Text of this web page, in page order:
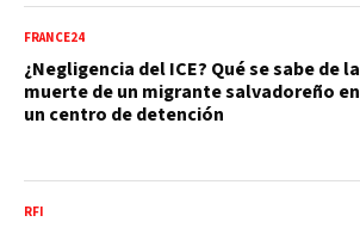
FRANCE24
¿Negligencia del ICE? Qué se sabe de la
muerte de un migrante salvadoreño en
un centro de detención
RFI